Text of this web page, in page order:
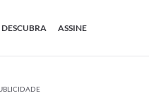
DESCUBRA ASSINE